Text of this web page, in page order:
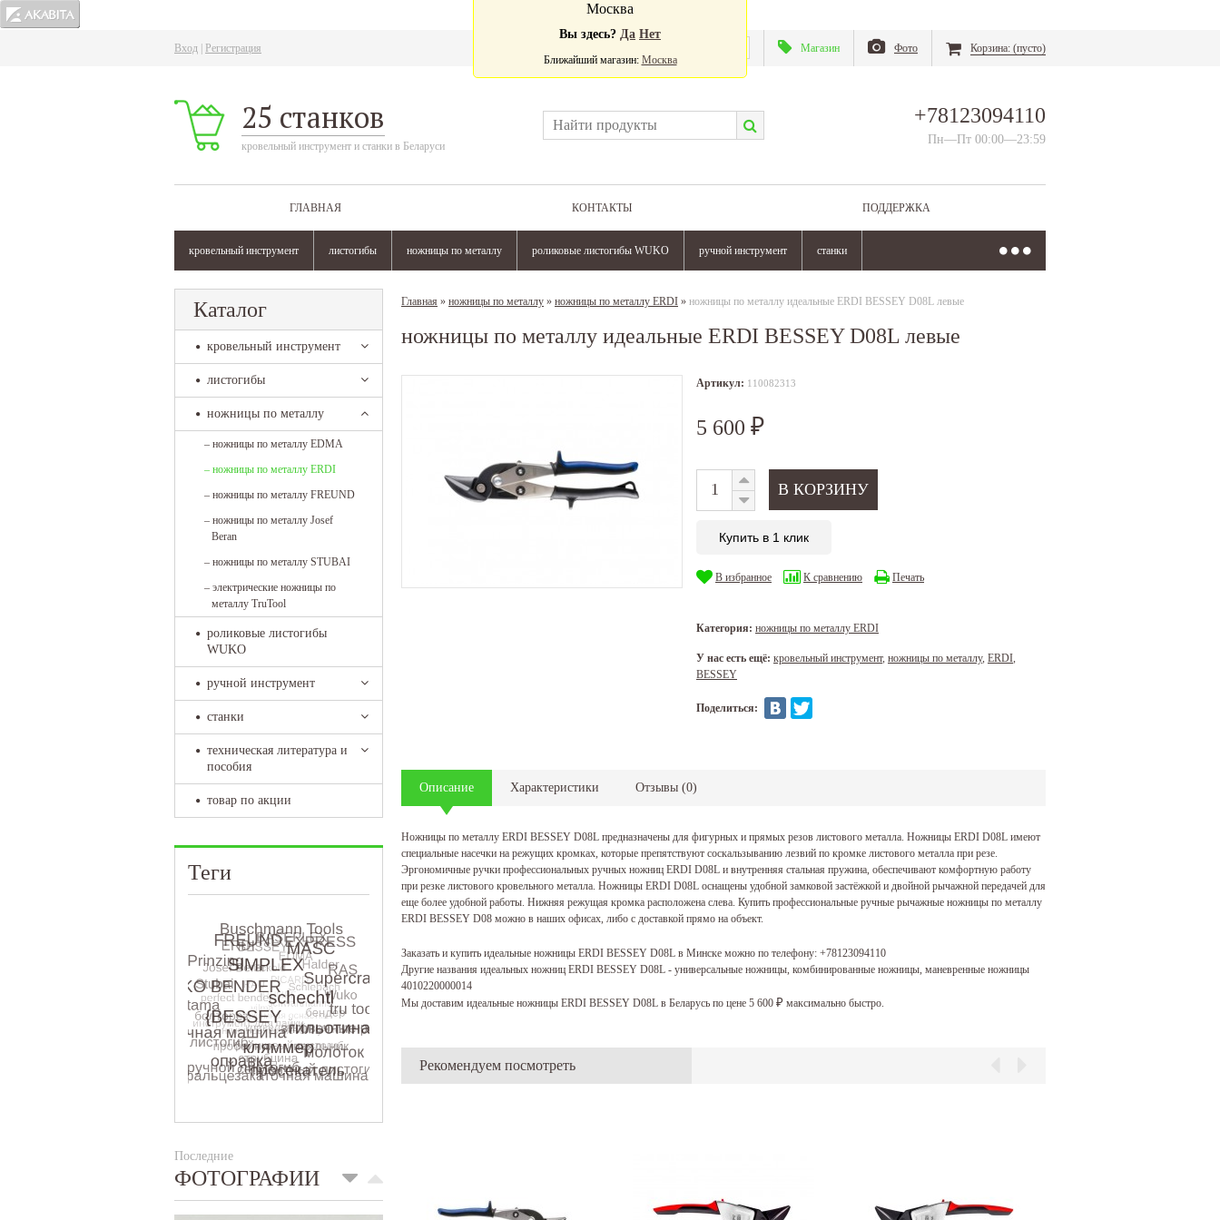
Вход Регистрация Магазин Фото Корзина: (пусто)
25 станков
кровельный инструмент и станки в Беларуси
+78123094110
Пн—Пт 00:00—23:59
ГЛАВНАЯ КОНТАКТЫ ПОДДЕРЖКА
кровельный инструмент листогибы ножницы по металлу роликовые листогибы WUKO ручной инструмент станки
Москва
Вы здесь? Да Нет
Ближайший магазин: Москва
Каталог
кровельный инструмент
листогибы
ножницы по металлу
– ножницы по металлу EDMA
– ножницы по металлу ERDI
– ножницы по металлу FREUND
– ножницы по металлу Josef
Beran
– ножницы по металлу STUBAI
– электрические ножницы по
металлу TruTool
роликовые листогибы
WUKO
ручной инструмент
станки
техническая литература и
пособия
товар по акции
Теги
Последние
ФОТОГРАФИИ
Главная » ножницы по металлу » ножницы по металлу ERDI » ножницы по металлу идеальные ERDI BESSEY D08L левые
ножницы по металлу идеальные ERDI BESSEY D08L левые
Артикул: 110082313
5 600 ₽
Купить в 1 клик
В избранное К сравнению Печать
Категория: ножницы по металлу ERDI
У нас есть ещё: кровельный инструмент, ножницы по металлу, ERDI
BESSEY
Поделиться:
Описание Характеристики Отзывы (0)
Ножницы по металлу ERDI BESSEY D08L предназначены для фигурных и прямых резов листового металла. Ножницы ERDI D08L имеют
специальные насечки на режущих кромках, которые препятствуют соскальзыванию лезвий по кромке листового металла при резе.
Эргономичные ручки профессиональных ручных ножниц ERDI D08L и внутренняя стальная пружина, обеспечивают комфортную работу
при резке листового кровельного металла. Ножницы ERDI D08L оснащены удобной замковой застёжкой и двойной рычажной передачей для
еще более удобной работы. Нижняя режущая кромка расположена слева. Купить профессиональные ручные рычажные ножницы по металлу
ERDI BESSEY D08 можно в наших офисах, либо с доставкой прямо на объект.
Заказать и купить идеальные ножницы ERDI BESSEY D08L в Минске можно по телефону: +78123094110
Другие названия идеальных ножниц ERDI BESSEY D08L - универсальные ножницы, комбинированные ножницы, маневренные ножницы
4010220000014
Мы доставим идеальные ножницы ERDI BESSEY D08L в Беларусь по цене 5 600 ₽ максимально быстро.
Рекомендуем посмотреть